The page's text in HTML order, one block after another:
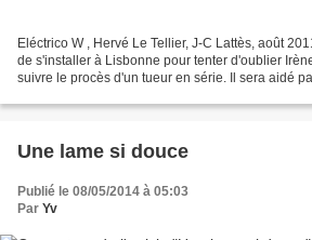
Eléctrico W , Hervé Le Tellier, J-C Lattès, août
de s'installer à Lisbonne pour tenter d'oublier
suivre le procès d'un tueur en série. Il sera aidé
Une lame si douce
Publié le 08/05/2014 à 05:03
Par Yv